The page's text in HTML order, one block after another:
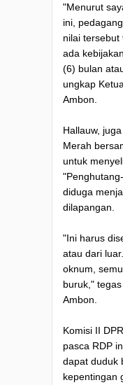
"Menurut
ini,
nilai
ada
(6) bulan
ungkap
Ambon.
Hallauw,
Merah
untuk
diduga
dilapangan.
"Ini harus
atau dari
oknum,
buruk,"
Ambon.
Komisi II
pasca RDP
dapat duduk
kepentingan